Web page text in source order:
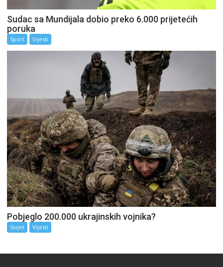
Sudac sa Mundijala dobio preko 6.000 prijetećih
poruka
Sport Vijesti
Pobjeglo 200.000 ukrajinskih vojnika?
Svijet Vijesti